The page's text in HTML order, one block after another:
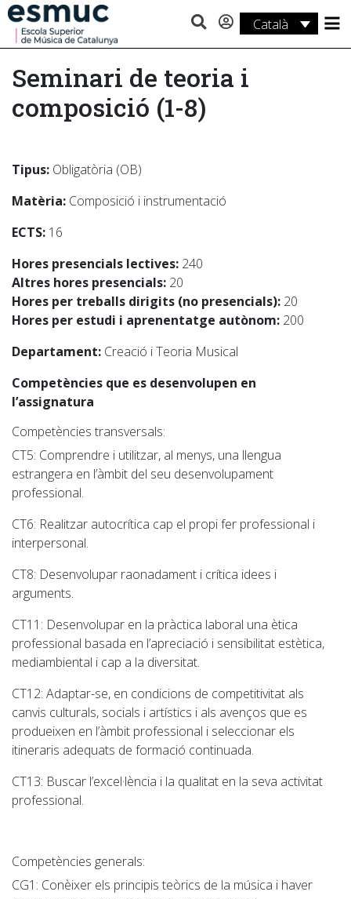
Català
Estudis
Recerca
Serveis
Seminari de teoria i
composició (1-8)
Tipus: Obligatòria (OB)
Matèria: Composició i instrumentació
ECTS: 16
Hores presencials lectives: 240
Altres hores presencials: 20
Hores per treballs dirigits (no presencials): 20
Hores per estudi i aprenentatge autònom: 200
Departament: Creació i Teoria Musical
Competències que es desenvolupen en
l’assignatura
Competències transversals:
CT5: Comprendre i utilitzar, al menys, una llengua
estrangera en l’àmbit del seu desenvolupament
professional.
CT6: Realitzar autocrítica cap el propi fer professional i
interpersonal.
CT8: Desenvolupar raonadament i crítica idees i
arguments.
CT11 : Desenvolupar en la pràctica laboral una ètica
professional basada en l’apreciació i sensibilitat estètica,
mediambiental i cap a la diversitat.
CT12: Adaptar-se, en condicions de competitivitat als
canvis culturals, socials i artístics i als avenços que es
produeixen en l’àmbit professional i seleccionar els
itineraris adequats de formació continuada.
CT13: Buscar l’excel·lència i la qualitat en la seva activitat
professional.
Competències generals:
CG1 : Conèixer els principis teòrics de la música i haver